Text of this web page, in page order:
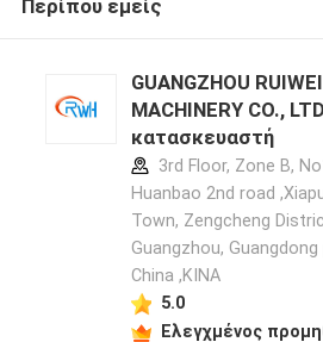
Περίπου εμείς
GUANGZHOU
MACHINERY CO., LTD προφίλ
κατασκευαστή
3rd Floor, Zone B,
Huanbao 2nd road
Town, Zengcheng
Guangzhou, Guangdong
China ,ΚΙΝΑ
5.0
Ελεγχμένος